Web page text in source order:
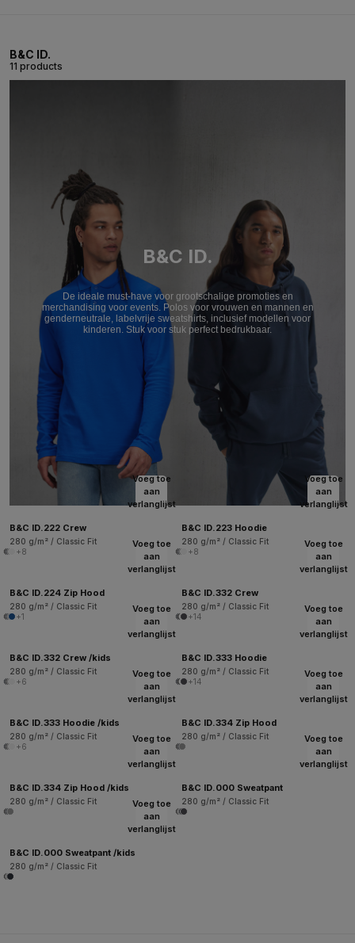
B&C ID.
11 products
B&C ID.
De ideale must-have voor grootschalige promoties en
merchandising voor events. Polos voor vrouwen en mannen en
genderneutrale, labelvrije sweatshirts, inclusief modellen voor
kinderen. Stuk voor stuk perfect bedrukbaar.
Voeg toe
aan
verlanglijst
B&C ID.222 Crew
280 g/m² / Classic Fit
+8
Voeg toe
aan
verlanglijst
B&C ID.223 Hoodie
280 g/m² / Classic Fit
+8
Voeg toe
aan
verlanglijst
B&C ID.224 Zip Hood
280 g/m² / Classic Fit
+1
Voeg toe
aan
verlanglijst
B&C ID.332 Crew
280 g/m² / Classic Fit
+14
Voeg toe
aan
verlanglijst
B&C ID.332 Crew /kids
280 g/m² / Classic Fit
+6
Voeg toe
aan
verlanglijst
B&C ID.333 Hoodie
280 g/m² / Classic Fit
+14
Voeg toe
aan
verlanglijst
B&C ID.333 Hoodie /kids
280 g/m² / Classic Fit
+6
Voeg toe
aan
verlanglijst
B&C ID.334 Zip Hood
280 g/m² / Classic Fit
Voeg toe
aan
verlanglijst
B&C ID.334 Zip Hood /kids
280 g/m² / Classic Fit
Voeg toe
aan
verlanglijst
B&C ID.000 Sweatpant
280 g/m² / Classic Fit
Voeg toe
aan
verlanglijst
B&C ID.000 Sweatpant /kids
280 g/m² / Classic Fit